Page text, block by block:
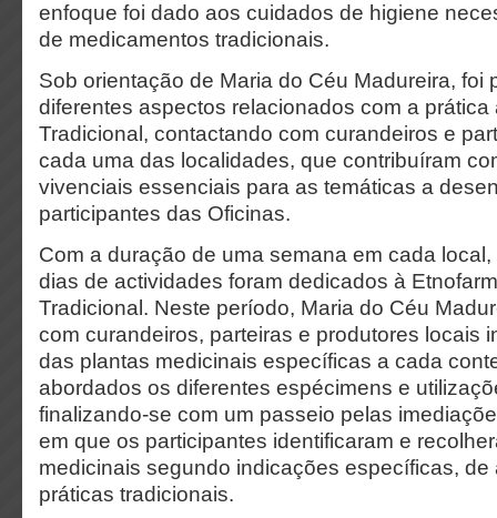
enfoque foi dado aos cuidados de higiene
de medicamentos tradicionais.
Sob orientação de Maria do Céu Madureira, foi
diferentes aspectos relacionados com a
Tradicional, contactando com curandeiros e
cada uma das localidades, que contribuíram
vivenciais essenciais para as temáticas a
participantes das Oficinas.
Com a duração de uma semana em cada
dias de actividades foram dedicados à
Tradicional. Neste período, Maria do Céu
com curandeiros, parteiras e produtores locais
das plantas medicinais específicas a cada
abordados os diferentes espécimens e
finalizando-se com um passeio pelas
em que os participantes identificaram e
medicinais segundo indicações específicas,
práticas tradicionais.